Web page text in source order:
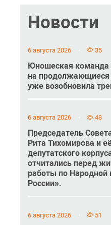
Новости
6 августа 2026 35
Юношеская команда
на продолжающиеся
уже возобновила
6 августа 2026 48
Председатель
Рита Тихомирова и
депутатского
отчитались перед
работы по Народной
России».
6 августа 2026 51